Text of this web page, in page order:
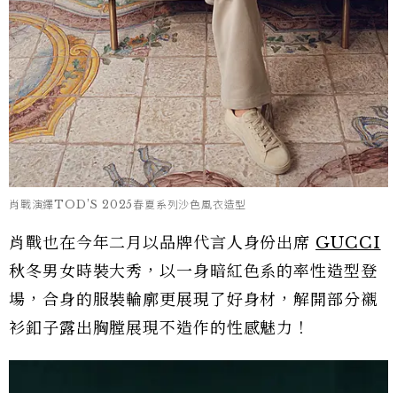
肖戰演繹TOD’S 2025春夏系列沙色風衣造型
肖戰也在今年二月以品牌代言人身份出席 GUCCI
秋冬男女時裝大秀，以一身暗紅色系的率性造型登
場，合身的服裝輪廓更展現了好身材，解開部分襯
衫釦子露出胸膛展現不造作的性感魅力！